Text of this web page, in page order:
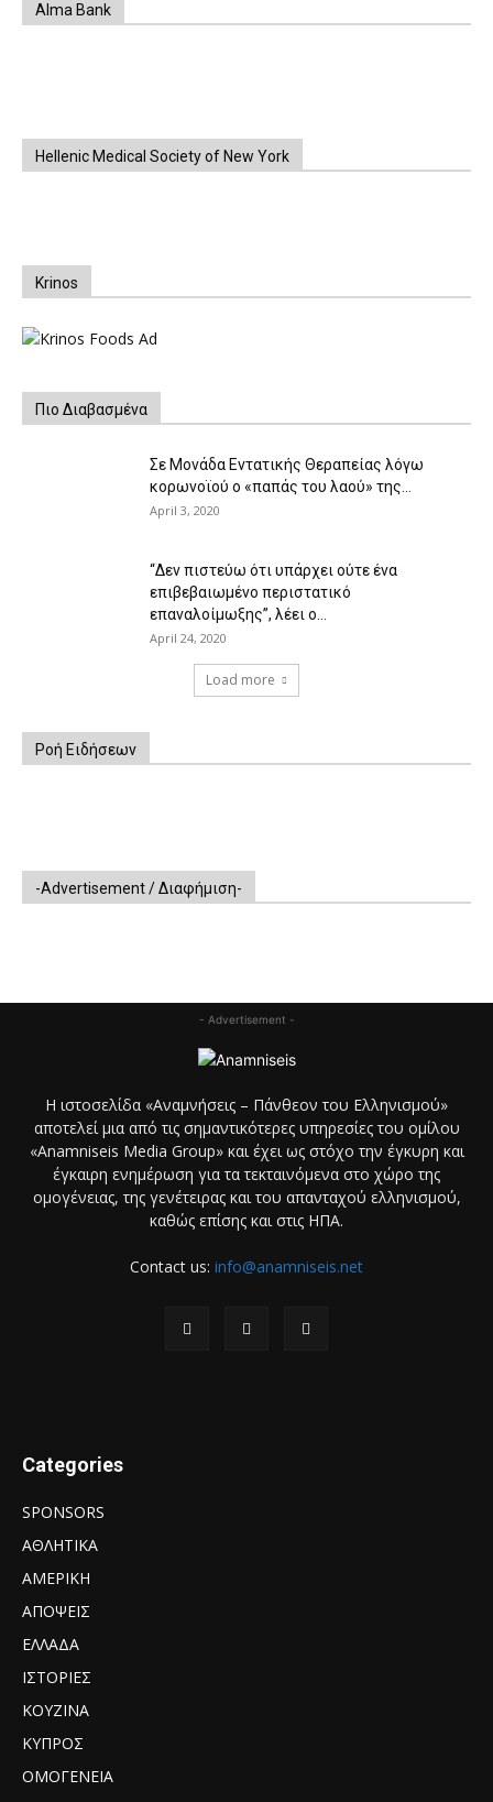
Alma Bank
Hellenic Medical Society of New York
Krinos
Πιο Διαβασμένα
Σε Μονάδα Εντατικής Θεραπείας λόγω
κορωνοϊού ο «παπάς του λαού» της...
April 3, 2020
“Δεν πιστεύω ότι υπάρχει ούτε ένα
επιβεβαιωμένο περιστατικό
επαναλοίμωξης”, λέει ο...
April 24, 2020
Load more
Ροή Ειδήσεων
-Advertisement / Διαφήμιση-
- Advertisement -
Η ιστοσελίδα «Αναμνήσεις – Πάνθεον του Ελληνισμού»
αποτελεί μια από τις σημαντικότερες υπηρεσίες του ομίλου
«Anamniseis Media Group» και έχει ως στόχο την έγκυρη και
έγκαιρη ενημέρωση για τα τεκταινόμενα στο χώρο της
ομογένειας, της γενέτειρας και του απανταχού ελληνισμού,
καθώς επίσης και στις ΗΠΑ.
Contact us: info@anamniseis.net
Categories
SPONSORS
ΑΘΛΗΤΙΚΑ
ΑΜΕΡΙΚΗ
ΑΠΟΨΕΙΣ
ΕΛΛΑΔΑ
ΙΣΤΟΡΙΕΣ
ΚΟΥΖΙΝΑ
ΚΥΠΡΟΣ
ΟΜΟΓΕΝΕΙΑ